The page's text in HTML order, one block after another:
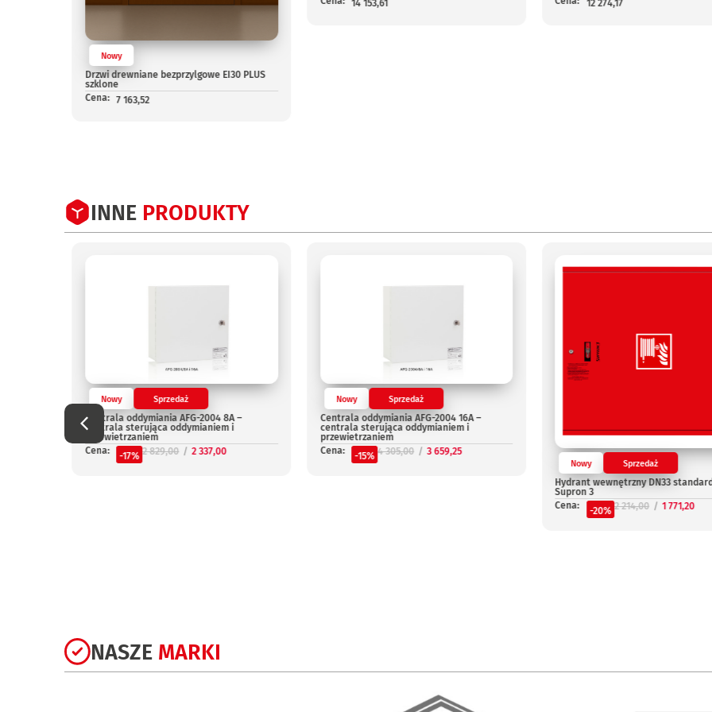
Nowy
Drzwi drewniane bezprzylgowe EI30 PLUS
szklone
Cena:
7 163,52
14 153,61 12 274,17
INNE PRODUKTY
Nowy Sprzedaż
Centrala oddymiania AFG-2004 8A –
centrala sterująca oddymianiem i
przewietrzaniem
Cena:
-17% 2 829,00 2 337,00
Nowy Sprzedaż
Centrala oddymiania AFG-2004 16A –
centrala sterująca oddymianiem i
przewietrzaniem
Cena:
-15% 4 305,00 3 659,25
Nowy Sprzedaż
Hydrant wewnętrzny DN33
Supron 3
Cena:
-20% 2 214,00 1 771,20
NASZE MARKI